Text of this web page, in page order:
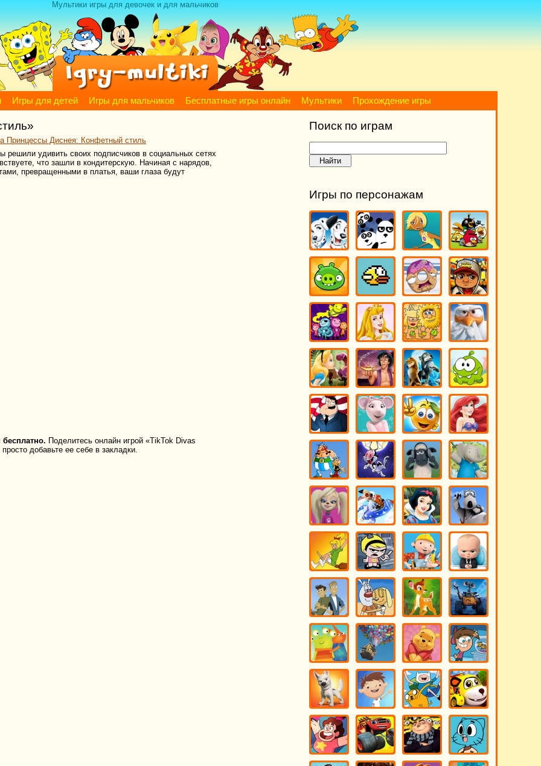
Мультики игры для девочек и для мальчиков
Игры для детей Игры для мальчиков Бесплатные игры онлайн Мультики Прохождение игры
Принцессы Диснея: Конфетный стиль
решили удивить своих подписчиков в социальных сетях
что зашли в кондитерскую. Начиная с нарядов,
превращенными в платья, ваши глаза будут
Поделитесь онлайн игрой «TikTok Divas
добавьте ее себе в закладки.
Поиск по играм
Игры по персонажам